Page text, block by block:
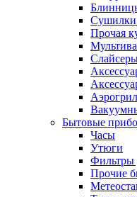
Сушилки
Прочая
Бытовые
Часы
Утюги
Фильтры
Прочие